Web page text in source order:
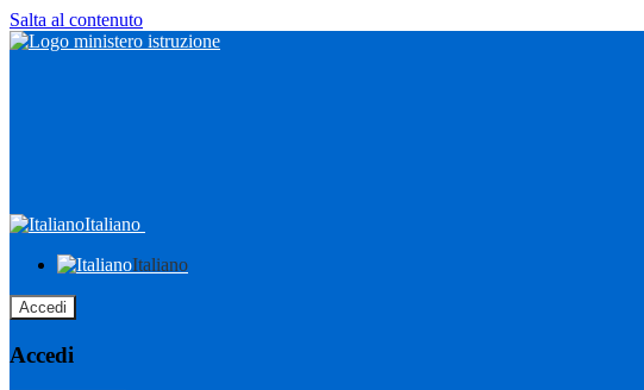
Salta al contenuto
Italiano
Italiano
Accedi
Accedi